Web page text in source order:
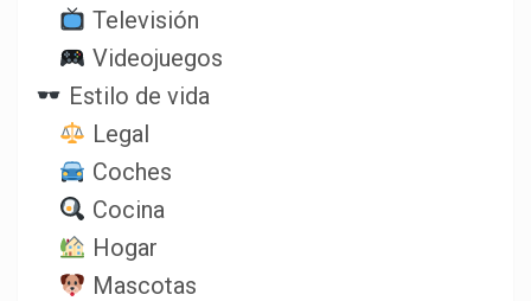
Televisión
Videojuegos
Estilo de vida
Legal
Coches
Cocina
Hogar
Mascotas